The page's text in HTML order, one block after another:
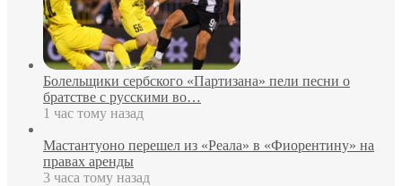
Болельщики сербского «Партизана» пели песни о
братстве с русскими во…
1 час тому назад
Мастантуоно перешел из «Реала» в «Фиорентину» на
правах аренды
3 часа тому назад